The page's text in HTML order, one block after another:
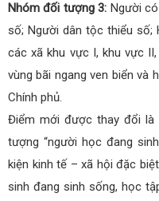
Nhóm đối tượng 3: Người
số; Người dân tộc thiểu số;
các xã khu vực I, khu vực
vùng bãi ngang ven biển và
Chính phủ.
Điểm mới được thay đổi là
tượng “người học đang
kiện kinh tế – xã hội đặc
sinh đang sinh sống, học